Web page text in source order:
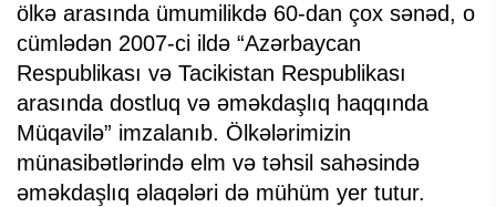
ölkə arasında ümumilikdə 60-dan çox sənəd, o
cümlədən 2007-ci ildə “Azərbaycan
Respublikası və Tacikistan Respublikası
arasında dostluq və əməkdaşlıq haqqında
Müqavilə” imzalanıb. Ölkələrimizin
münasibətlərində elm və təhsil sahəsində
əməkdaşlıq əlaqələri də mühüm yer tutur.